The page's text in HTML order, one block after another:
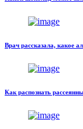
Врач рассказала, какое
Как распознать